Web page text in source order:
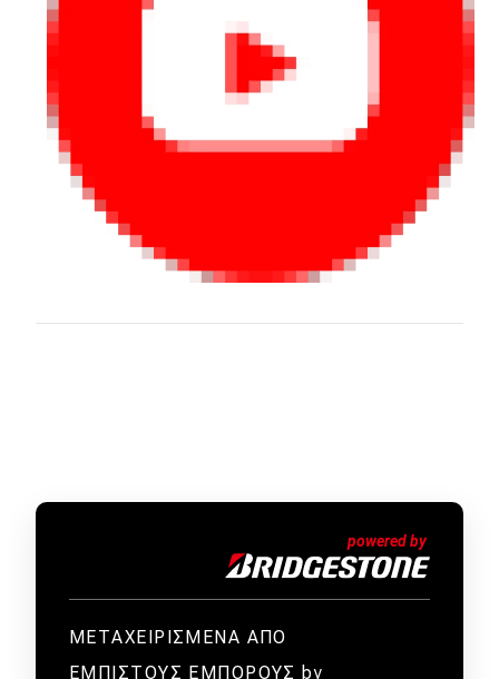
ΜΕΤΑΧΕΙΡΙΣΜΕΝΑ ΑΠΟ
ΕΜΠΙΣΤΟΥΣ ΕΜΠΟΡΟΥΣ by